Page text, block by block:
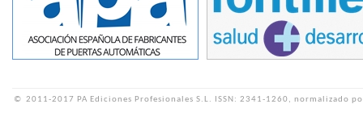
© 2011-2017 PA Ediciones Profesionales S.L. ISSN: 2341-1260, normalizado